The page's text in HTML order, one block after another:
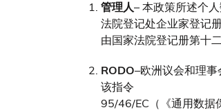
管理人– 本政策所述个
法院登记处企业家登记
由国家法院登记册第十
RODO–欧洲议会和理
该指令
95/46/EC（《通用数据